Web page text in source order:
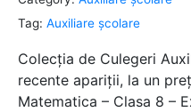
Tag: Auxiliare şcolare
Colecția de Culegeri
recente apariții, la un
Matematica – Clasa 8 –